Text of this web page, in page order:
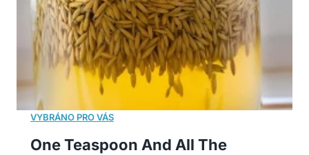
One Teaspoon And All The